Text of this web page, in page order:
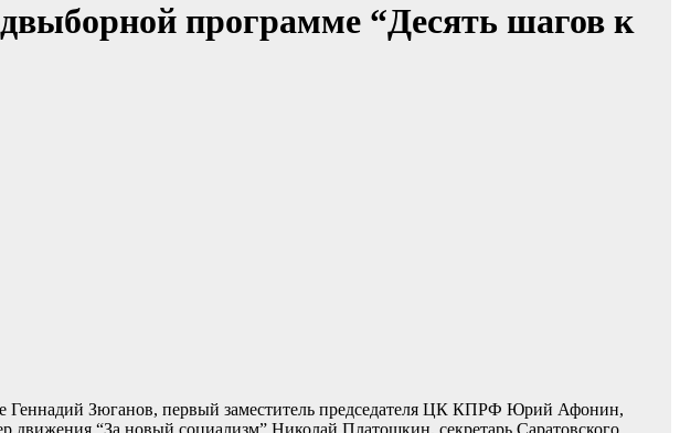
программе “Десять шагов к
Зюганов, первый заместитель председателя ЦК КПРФ Юрий Афонин,